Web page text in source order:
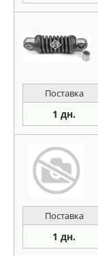
Поставка
1 дн.
Поставка
1 дн.